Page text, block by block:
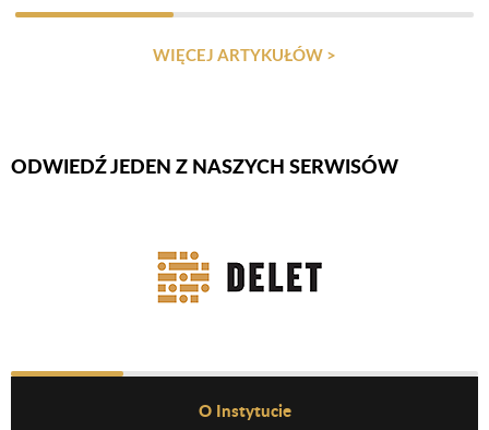
WIĘCEJ ARTYKUŁÓW >
Firmy Rotator
ODWIEDŹ JEDEN Z NASZYCH SERWISÓW
Before Footer MenuO Instytucie